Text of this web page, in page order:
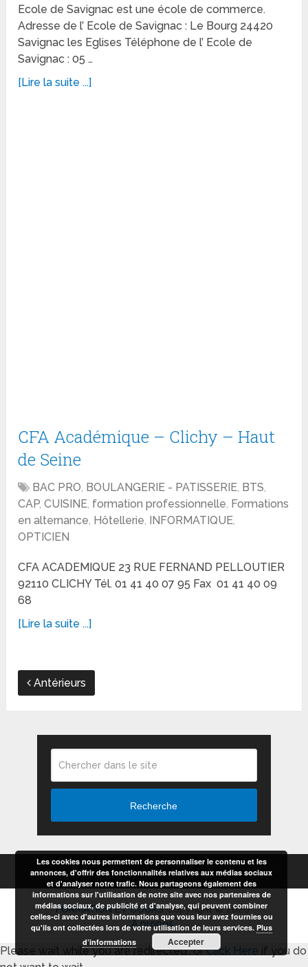
Ecole de Savignac est une école de commerce.
Adresse de l’ Ecole de Savignac : Le Bourg 24420
Savignac les Eglises Téléphone de l’ Ecole de
Savignac : 05 …
[Lire la suite ...]
CFA Académique – Clichy – Haut
de Seine
BAC PRO, BOULANGERIE - PATISSERIE, BTS,
CAP,CUISINE, formation professionnelle, Formations
en alternance, Hôtellerie, INFORMATIQUE,
OPTICIEN
CFA ACADEMIQUE 23 RUE FERNAND PELLOUTIER
92110 CLICHY Tél. 01 41 40 07 95 Fax 01 41 40 09
68
[Lire la suite ...]
Antérieurs
Recherche
FORMATION ET COURSCopyright © 2026.
A propos
Les cookies nous permettent de personnaliser le contenu et les
annonces, d'offrir des fonctionnalités relatives aux médias sociaux
et d'analyser notre trafic. Nous partageons également des
informations sur l'utilisation de notre site avec nos partenaires de
médias sociaux, de publicité et d'analyse, qui peuvent combiner
celles-ci avec d'autres informations que vous leur avez fournies ou
qu'ils ont collectées lors de votre utilisation de leurs services. Plus
d’informations
Accepter
Please wait while you are redirected...orClick Here if you do